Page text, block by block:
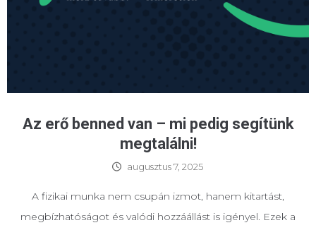
Az erő benned van – mi pedig segítünk
megtalálni!
augusztus 7, 2025
A fizikai munka nem csupán izmot, hanem kitartást,
megbízhatóságot és valódi hozzáállást is igényel. Ezek a